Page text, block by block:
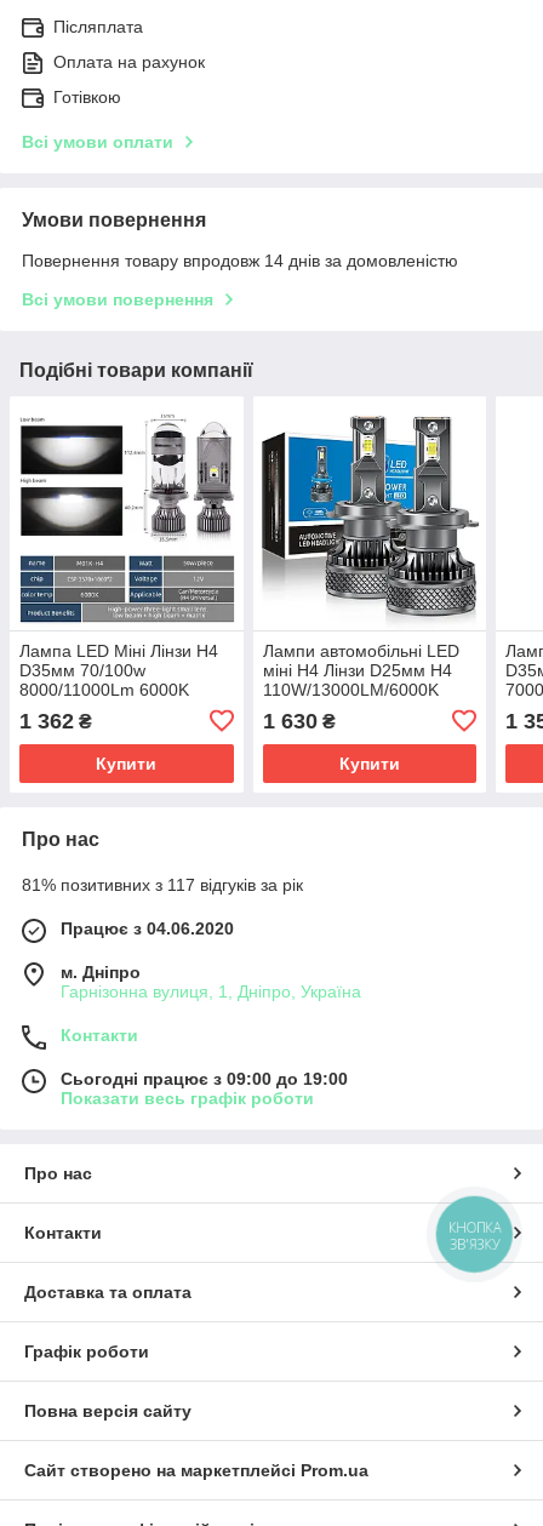
Післяплата
Оплата на рахунок
Готівкою
Всі умови оплати
Умови повернення
Повернення товару впродовж 14 днів за домовленістю
Всі умови повернення
Подібні товари компанії
Лампа LED Міні Лінзи H4
D35мм 70/100w
8000/11000Lm 6000K
3570+1860*2 12 V "M01K"
1 362 ₴
Купити
Лампи автомобільні LED
міні H4 Лінзи D25мм H4
110W/13000LM/6000K
36VCanbus F40Mini
1 630₴
Купити
1
Про нас
81% позитивних з 117 відгуків за рік
Працює з 04.06.2020
м. Дніпро
Гарнізонна вулиця, 1, Дніпро, Україна
Контакти
Сьогодні працює з 09:00 до 19:00
Показати весь графік роботи
Про нас
Контакти
Доставка та оплата
Графік роботи
Повна версія сайту
Сайт створено на маркетплейсі Prom.ua
КНОПКА
ЗВ'ЯЗКУ